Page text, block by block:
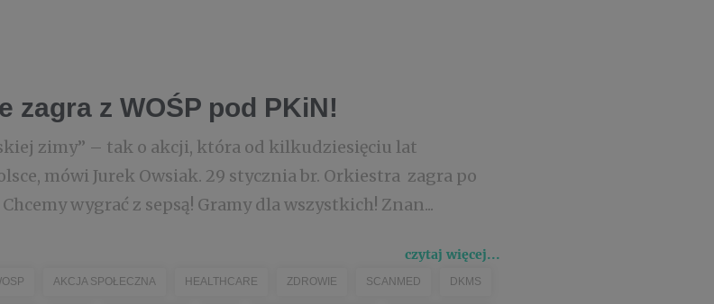
zagra z WOŚP pod PKiN!
zimy” – tak o akcji, która od kilkudziesięciu lat
mówi Jurek Owsiak. 29 stycznia br. Orkiestra zagra po
wygrać z sepsą! Gramy dla wszystkich! Znan...
czytaj więcej...
AKCJA SPOŁECZNA HEALTHCARE ZDROWIE SCANMED DKMS